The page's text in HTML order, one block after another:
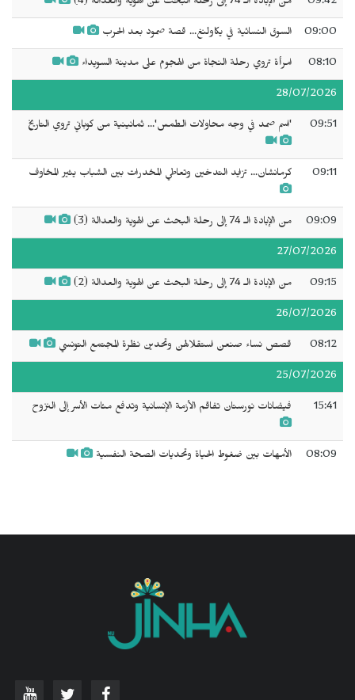
09:00 السوق النسائية في يكاولنغ... قصة صمود بعد الحرب
08:10 امرأة تروي رحلة النجاة من الهجوم على مدينة السويداء
28/07/2026
09:51 'اسم صمد في وجه محاولات الطمس'... ثمانينية من كوباني تروي التاريخ
09:11 كرمانشان... تزايد التدخين وتعاطي المخدرات بين الشباب يثير المخاوف
09:09 من الإبادة الـ 74 إلى رحلة البحث عن الهوية والعدالة (3)
27/07/2026
09:15 من الإبادة الـ 74 إلى رحلة البحث عن الهوية والعدالة (2)
26/07/2026
08:12 قصص نساء صنعن استقلالهن وتحدين نظرة المجتمع التونسي
25/07/2026
15:41 فيضانات نورستان تفاقم الأزمة الإنسانية وتدفع مئات الأسر إلى النزوح
08:09 الأمهات بين ضغوط الحياة وتحديات الصحة النفسية